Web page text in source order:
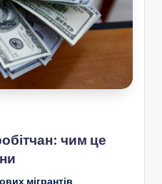
чим це
мігрантів